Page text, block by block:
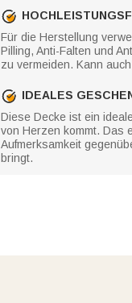
Für die Herstellung
Pilling, Anti-Falten und
zu vermeiden. Kann
IDEALES
Diese Decke ist ein
von Herzen kommt. Das
Aufmerksamkeit
bringt.